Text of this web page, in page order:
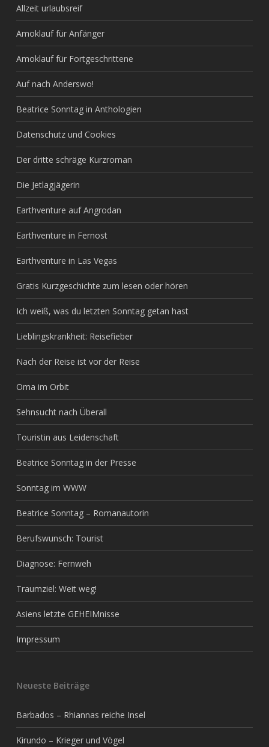
Allzeit urlaubsreif
Amoklauf für Anfänger
Amoklauf für Fortgeschrittene
Auf nach Anderswo!
Beatrice Sonntag in Anthologien
Datenschutz und Cookies
Der dritte schräge Kurzroman
Die Jetlagjägerin
Earthventure auf Angrodan
Earthventure in Fernost
Earthventure in Las Vegas
Gratis Kurzgeschichte zum lesen oder hören
Ich weiß, was du letzten Sonntag getan hast
Lieblingskrankheit: Reisefieber
Nach der Reise ist vor der Reise
Oma im Orbit
Sehnsucht nach Überall
Touristin aus Leidenschaft
Beatrice Sonntag in der Presse
Sonntag im WWW
Beatrice Sonntag – Romanautorin
Berufswunsch: Tourist
Diagnose: Fernweh
Traumziel: Weit weg!
Asiens letzte GEHEIMnisse
Impressum
Neueste Beiträge
Barbados – Rhiannas reiche Insel
Kirundo – Krieger und Vögel